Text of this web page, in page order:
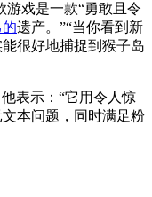
游戏是一款“勇敢且令
的遗产。”“当你看到新
很好地捕捉到猴子岛
他表示：“它用令人惊
本问题，同时满足粉